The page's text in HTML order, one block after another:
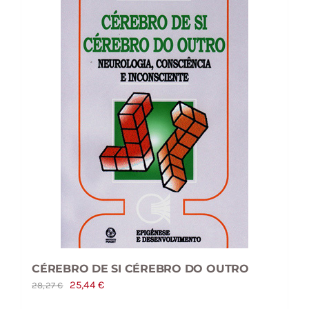
CÉREBRO DE SI CÉREBRO DO OUTRO
28,27€
O
25,44€O